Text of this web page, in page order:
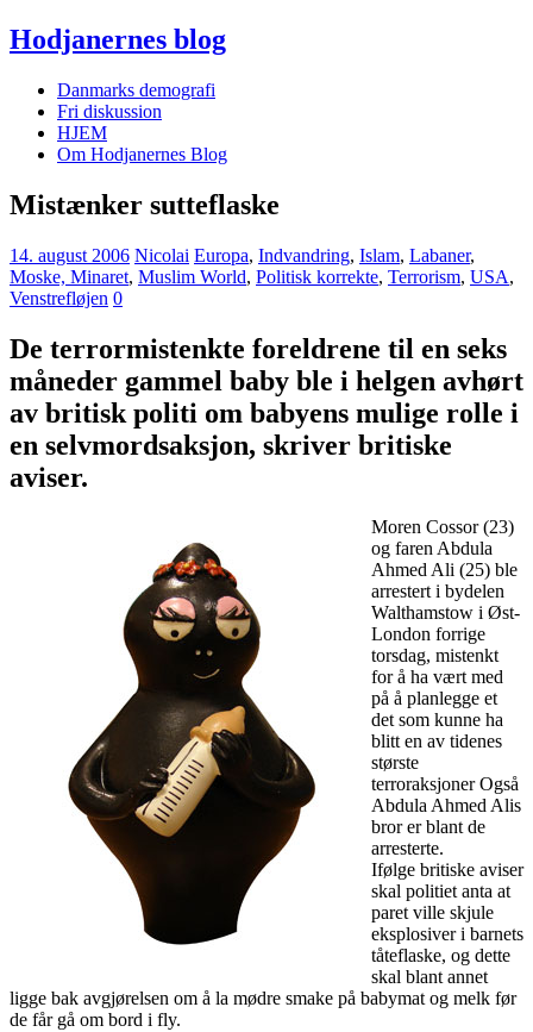
Hodjanernes blog
Danmarks demografi
Fri diskussion
HJEM
Om Hodjanernes Blog
Mistænker sutteflaske
14. august 2006 Nicolai Europa, Indvandring, Islam, Labaner,
Moske, Minaret, Muslim World, Politisk korrekte, Terrorism, USA,
Venstrefløjen 0
De terrormistenkte foreldrene til en seks
måneder gammel baby ble i helgen avhørt
av britisk politi om babyens mulige rolle i
en selvmordsaksjon, skriver britiske
aviser.
Moren Cossor (23)
og faren Abdula
Ahmed Ali (25) ble
arrestert i bydelen
Walthamstow i Øst-
London forrige
torsdag, mistenkt
for å ha vært med
på å planlegge et
det som kunne ha
blitt en av tidenes
største
terroraksjoner Også
Abdula Ahmed Alis
bror er blant de
arresterte.
Ifølge britiske aviser
skal politiet anta at
paret ville skjule
eksplosiver i barnets
tåteflaske, og dette
skal blant annet
ligge bak avgjørelsen om å la mødre smake på babymat og melk før
de får gå om bord i fly.